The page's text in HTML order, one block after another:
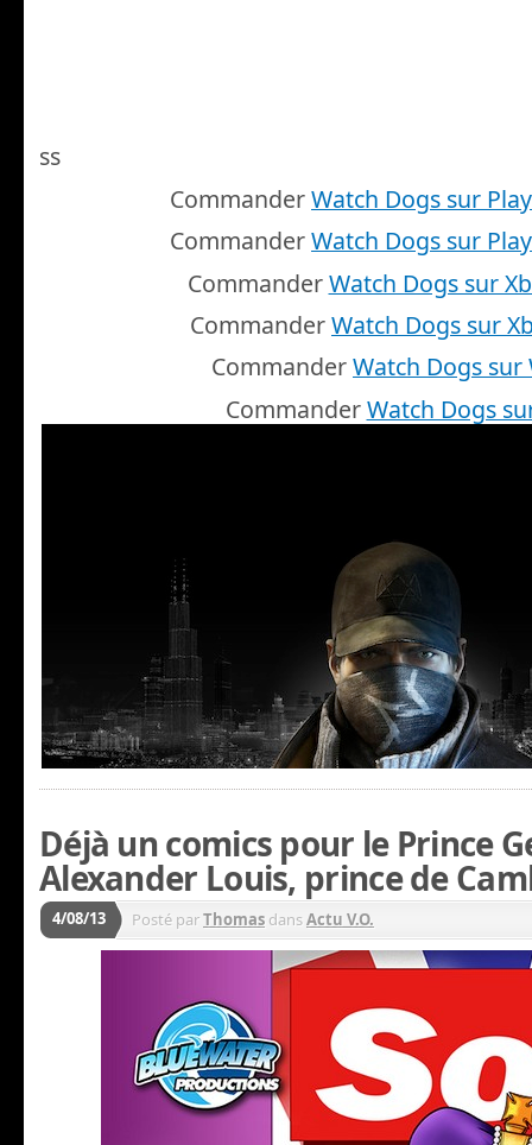
ss
CommanderWatch Dogs sur
CommanderWatch Dogs sur
CommanderWatch Dogs sur
CommanderWatch Dogs sur
CommanderWatch Dogs sur
CommanderWatch Dogs
Déjà un comics pour le Prince
Alexander Louis, prince de
4/08/13 Posté parThomas dansActu V.O.